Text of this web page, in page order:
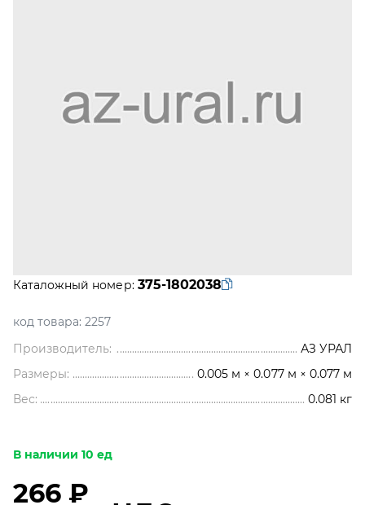
Каталожный номер: 375-1802038
код товара: 2257
Производитель:
АЗ УРАЛ
Размеры:
0.005 м × 0.077 м × 0.077 м
Вес:
0.081 кг
В наличии 10 ед
266 ₽